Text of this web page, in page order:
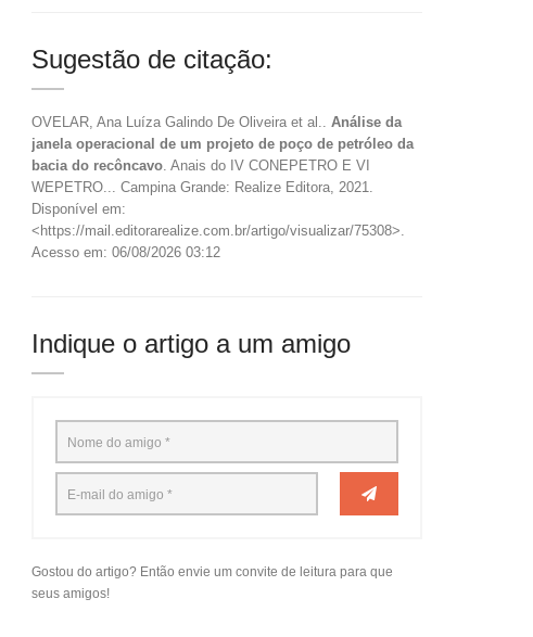
Sugestão de citação:
OVELAR, Ana Luíza Galindo De Oliveira et al.. Análise da
janela operacional de um projeto de poço de petróleo da
bacia do recôncavo. Anais do IV CONEPETRO E VI
WEPETRO... Campina Grande: Realize Editora, 2021.
Disponível em:
<https://mail.editorarealize.com.br/artigo/visualizar/75308>.
Acesso em: 06/08/2026 03:12
Indique o artigo a um amigo
Gostou do artigo? Então envie um convite de leitura para que
seus amigos!